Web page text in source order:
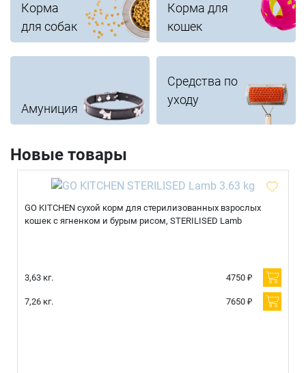
Корма
для собак
Корма для
кошек
Амуниция
Средства по
уходу
Новые товары
GO KITCHEN сухой корм для стерилизованных взрослых
кошек с ягненком и бурым рисом, STERILISED Lamb
3,63 кг. 4750 ₽
7,26 кг. 7650 ₽